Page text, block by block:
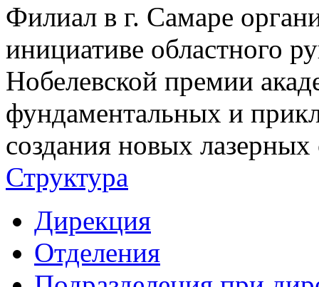
Филиал в г. Самаре
инициативе областного
Нобелевской премии
фундаментальных и
создания новых
Структура
Дирекция
Отделения